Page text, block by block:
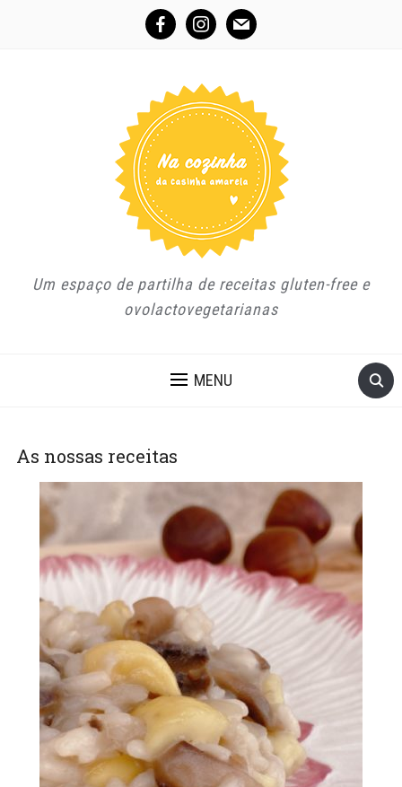
facebookinstagrammail
Um espaço de partilha de receitas gluten-free e
ovolactovegetarianas
MENU
As nossas receitas